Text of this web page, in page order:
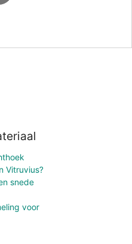
Vitruvius?
snede
voor